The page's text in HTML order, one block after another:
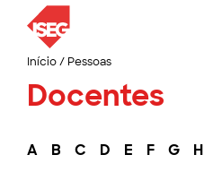
Início/ Pessoas
Docentes
A B C D E F G H